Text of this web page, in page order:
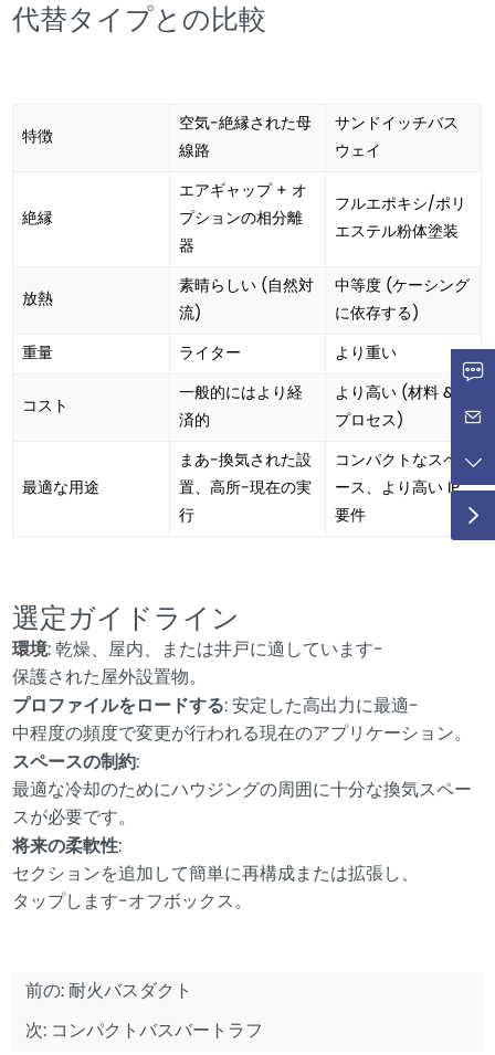
代替タイプとの比較
特徴
空気-絶縁された母
線路
サンドイッチバス
ウェイ
絶縁
エアギャップ + オ
プションの相分離
器
フルエポキシ/ポリ
エステル粉体塗装
放熱
素晴らしい (自然対
流)
中等度 (ケーシング
に依存する)
重量
ライター
より重い
コスト
一般的にはより経
済的
より高い (材料 &
プロセス)
最適な用途
まあ-換気された設
置、高所-現在の実
行
コンパクトなスペ
ース、より高い IP
要件
選定ガイドライン
環境: 乾燥、屋内、または井戸に適しています-
保護された屋外設置物。
プロファイルをロードする: 安定した高出力に最適-
中程度の頻度で変更が行われる現在のアプリケーション。
スペースの制約:
最適な冷却のためにハウジングの周囲に十分な換気スペー
スが必要です。
将来の柔軟性:
セクションを追加して簡単に再構成または拡張し、
タップします-オフボックス。
前の:耐火バスダクト
次: コンパクトバスバートラフ